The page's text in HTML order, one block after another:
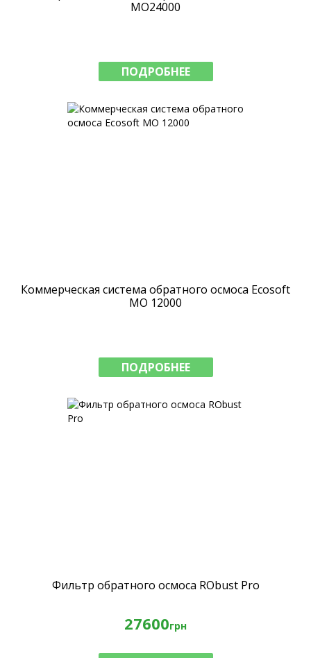
МО24000
ПОДРОБНЕЕ
Коммерческая система обратного осмоса Ecosoft
MO 12000
ПОДРОБНЕЕ
Фильтр обратного осмоса RObust Pro
27600грн